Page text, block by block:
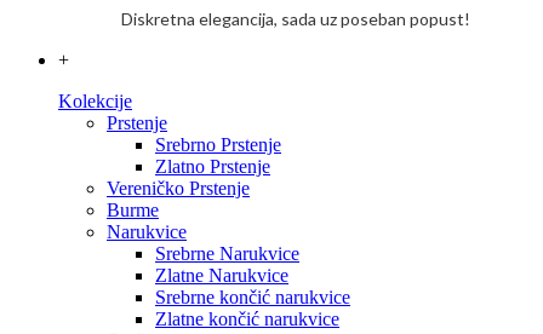
Diskretna elegancija, sada uz poseban popust!
+
Kolekcije
Prstenje
Srebrno Prstenje
Zlatno Prstenje
Vereničko Prstenje
Burme
Narukvice
Srebrne Narukvice
Zlatne Narukvice
Srebrne končić narukvice
Zlatne končić narukvice